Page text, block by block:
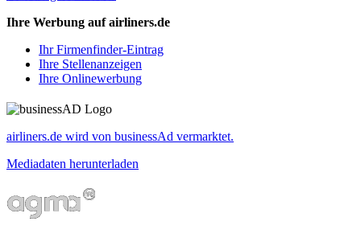
Ihre Werbung auf airliners.de
Ihr Firmenfinder-Eintrag
Ihre Stellenanzeigen
Ihre Onlinewerbung
airliners.de wird von businessAd vermarktet.
Mediadaten herunterladen